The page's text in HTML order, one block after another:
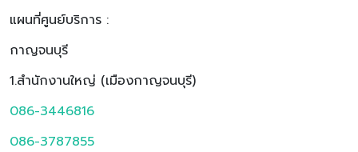
แผนที่ศูนย์บริการ :
กาญจนบุรี
1.สำนักงานใหญ่ (เมืองกาญจนบุรี)
086-3446816
086-3787855